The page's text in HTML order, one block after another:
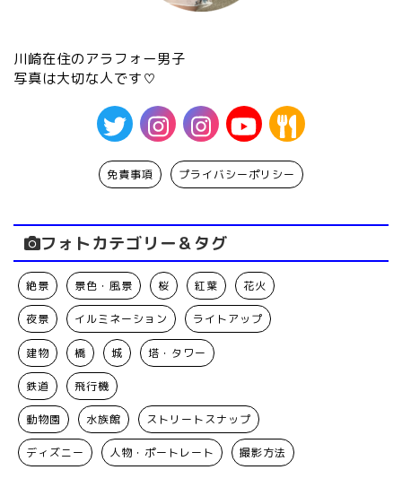
川崎在住のアラフォー男子
写真は大切な人です♡
免責事項 プライバシーポリシー
フォトカテゴリー＆タグ
絶景 景色・風景 桜 紅葉 花火
夜景 イルミネーション ライトアップ
建物 橋 城 塔・タワー
鉄道 飛行機
動物園 水族館 ストリートスナップ
ディズニー 人物・ポートレート 撮影方法